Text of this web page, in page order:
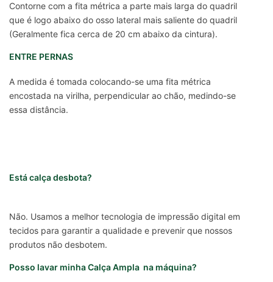
Contorne com a fita métrica a parte mais larga do quadril
que é logo abaixo do osso lateral mais saliente do quadril
(Geralmente fica cerca de 20 cm abaixo da cintura).
ENTRE PERNAS
A medida é tomada colocando-se uma fita métrica
encostada na virilha, perpendicular ao chão, medindo-se
essa distância.
Está calça desbota?
Não. Usamos a melhor tecnologia de impressão digital em
tecidos para garantir a qualidade e prevenir que nossos
produtos não desbotem.
Posso lavar minha Calça Ampla na máquina?